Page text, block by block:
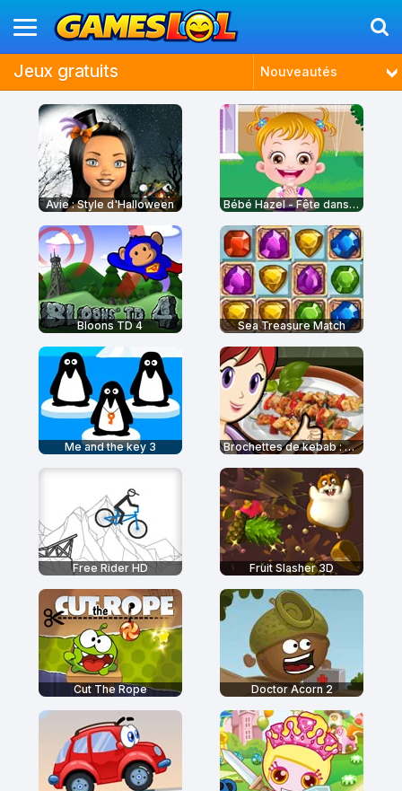
Jeux gratuits Nouveautés
Plus joués
Tendances
Mieux notés
Avie : Style d'Halloween Bébé Hazel - Fête dans le jardin
Bloons TD 4 Sea Treasure Match
Me and the key 3 Brochettes de kebab : École de Sara
Free Rider HD Fruit Slasher 3D
Cut The Rope Doctor Acorn 2